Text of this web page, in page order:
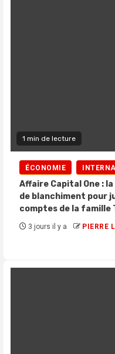
1 min de lecture
ÉCONOMIE
Affaire Capital One :
de blanchiment pour
comptes de la famille
3 jours il y a PIERRE